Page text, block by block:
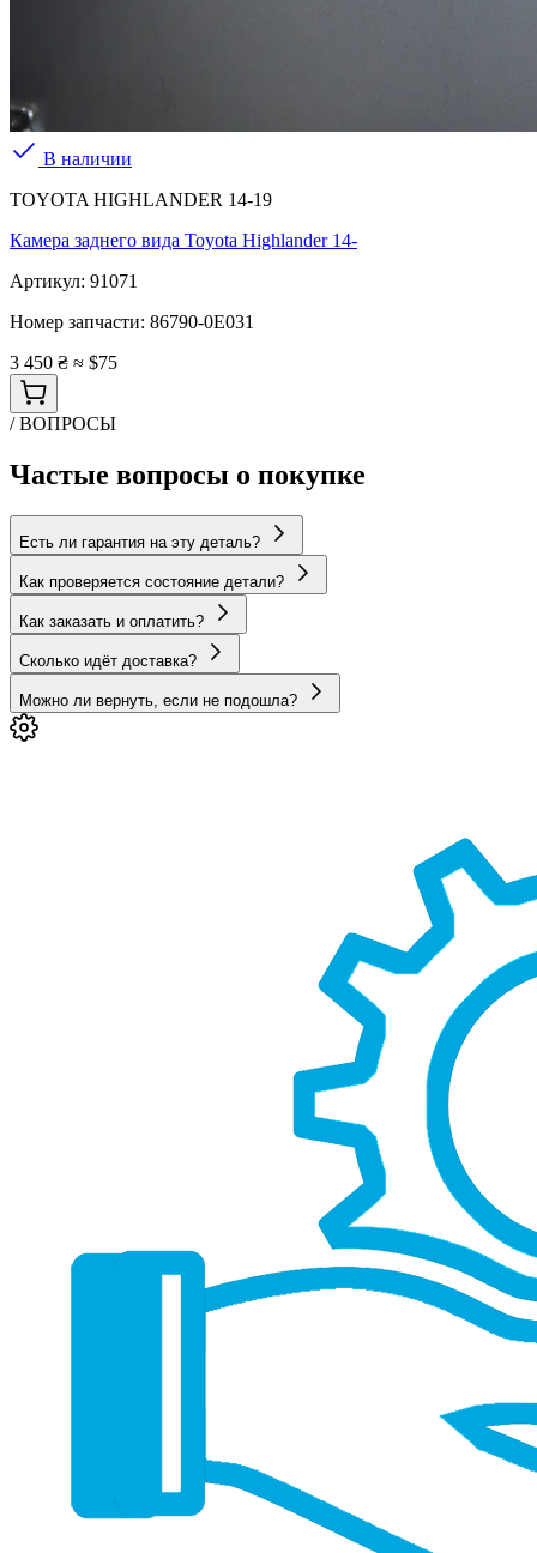
В наличии
TOYOTA HIGHLANDER 14-19
Камера заднего вида Toyota Highlander 14-
Артикул: 91071
Номер запчасти: 86790-0E031
3 450 ₴ ≈ $75
/ ВОПРОСЫ
Частые вопросы о покупке
Есть ли гарантия на эту деталь?
Как проверяется состояние детали?
Как заказать и оплатить?
Сколько идёт доставка?
Можно ли вернуть, если не подошла?